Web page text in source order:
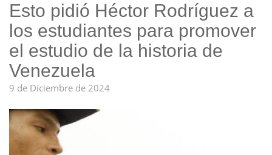
Esto pidió Héctor Rodríguez a
los estudiantes para promover
el estudio de la historia de
Venezuela
9 de Diciembre de 2024